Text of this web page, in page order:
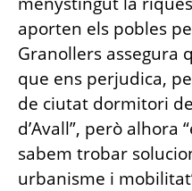
aporten els pobles
Granollers assegura
que ens perjudica,
de ciutat dormitori
d’Avall”, però alhora
sabem trobar
urbanisme i